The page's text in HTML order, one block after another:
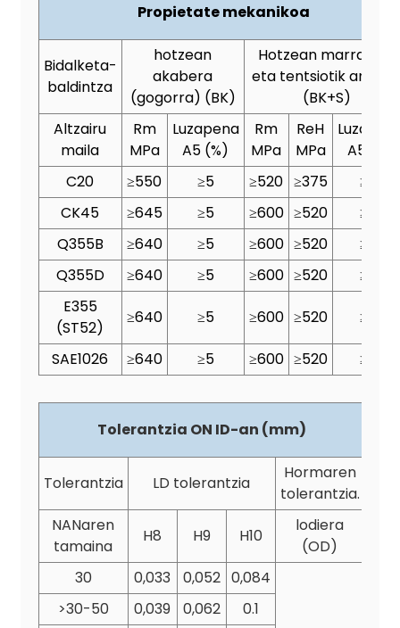
Propietate mekanikoa
Bidalketa-
baldintza
hotzean
akabera
(gogorra) (BK)
Hotzean marraztua
eta tentsiotik
(BK+S)
Altzairu
maila
Rm
MPa
Luzapena
A5 (%)
Rm
MPa
ReH
MPa
A5 (%)
C20
≥550 ≥5 ≥520 ≥375
≥15
CK45
≥645 ≥5 ≥600 ≥520
≥10
Q355B
≥640 ≥5 ≥600 ≥520
≥14
Q355D
≥640 ≥5 ≥600 ≥520
≥14
E355
(ST52)
≥640 ≥5 ≥600 ≥520 ≥14
SAE1026 ≥640 ≥5 ≥600 ≥520 ≥15
Tolerantzia ON ID-an (mm)
Tolerantzia LD tolerantzia
Hormaren
tolerantzia.
NANaren
tamaina
H8 H9 H10
lodiera
(OD)
30
0,033 0,052 0,084
>30-50 0,039 0,062
0.1